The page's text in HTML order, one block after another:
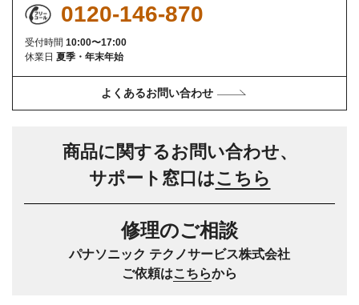
0120-146-870
受付時間 10:00〜17:00
休業日 夏季・年末年始
よくあるお問い合わせ
商品に関するお問い合わせ、
サポート窓口はこちら
修理のご相談
パナソニック テクノサービス株式会社
ご依頼はこちらから